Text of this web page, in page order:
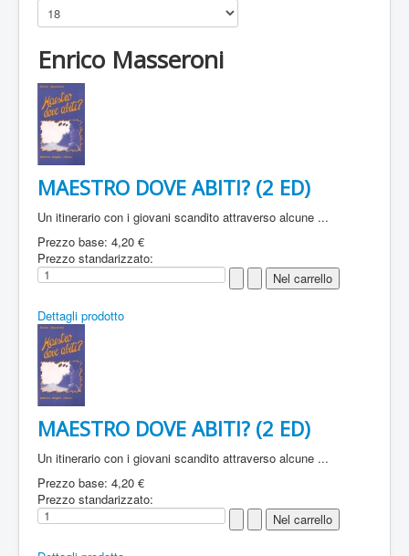
Enrico Masseroni
MAESTRO DOVE ABITI? (2 ED)
Un itinerario con i giovani scandito attraverso alcune ...
Prezzo base: 4,20 €
Prezzo standarizzato:
Dettagli prodotto
MAESTRO DOVE ABITI? (2 ED)
Un itinerario con i giovani scandito attraverso alcune ...
Prezzo base: 4,20 €
Prezzo standarizzato: